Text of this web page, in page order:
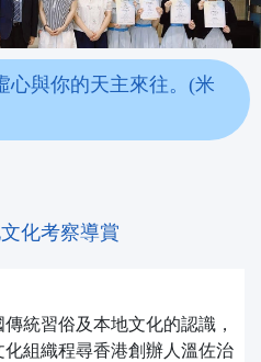
心與你的天主來往。(米
化考察導賞
統習俗及本地文化的認識，
組織程尋香港創辦人溫佐治